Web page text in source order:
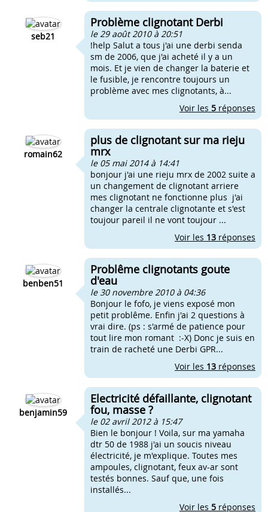
seb21
Problème clignotant Derbi
le 29 août 2010 à 20:51
!help Salut a tous j'ai une derbi senda
sm de 2006, que j'ai acheté il y a un
mois. Et je vien de changer la baterie et
le fusible, je rencontre toujours un
problème avec mes clignotants, à...
Voir les 5 réponses
romain62
plus de clignotant sur ma rieju
mrx
le 05 mai 2014 à 14:41
bonjour j'ai une rieju mrx de 2002 suite a
un changement de clignotant arriere
mes clignotant ne fonctionne plus j'ai
changer la centrale clignotante et s'est
toujour pareil il ne vont toujour ...
Voir les 13 réponses
benben51
Problême clignotants goute
d'eau
le 30 novembre 2010 à 04:36
Bonjour le fofo, je viens exposé mon
petit problême. Enfin j'ai 2 questions à
vrai dire. (ps : s'armé de patience pour
tout lire mon romant :-X) Donc je suis en
train de racheté une Derbi GPR...
Voir les 13 réponses
benjamin59
Electricité défaillante, clignotant
fou, masse ?
le 02 avril 2012 à 15:47
Bien le bonjour ! Voila, sur ma yamaha
dtr 50 de 1988 j'ai un soucis niveau
électricité, je m'explique. Toutes mes
ampoules, clignotant, feux av-ar sont
testés bonnes. Sauf que, une fois
installés...
Voir les 5 réponses